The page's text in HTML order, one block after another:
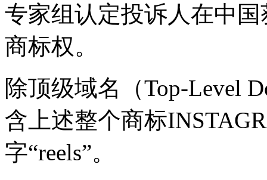
专家组认定投诉人在中
商标权。
除顶级域名（Top-Level
含上述整个商标
字“reels”。